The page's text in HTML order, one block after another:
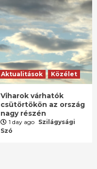
Aktualitások Közélet
Viharok várhatók
csütörtökön az ország
nagy részén
1 day ago Szilágysági
Szó